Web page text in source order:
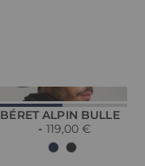
BÉRET ALPIN BULLE
119,00 €